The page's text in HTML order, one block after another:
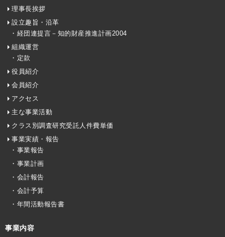
理事長挨拶
設立趣旨・沿革
・経団連提言－知的財産推進計画2004
組織運営
・定款
役員紹介
会員紹介
アクセス
主な事業活動
クラス別調査研究受託人件費単価
事業実績・報告
・事業報告
・事業計画
・会計報告
・会計予算
・年間活動報告書
事業内容